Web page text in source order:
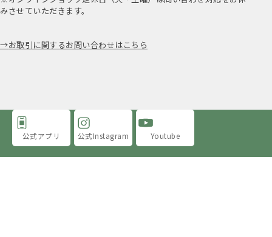
みさせていただきます。
お取引に関するお問い合わせはこちら
公式アプリ 公式Instagram Youtube